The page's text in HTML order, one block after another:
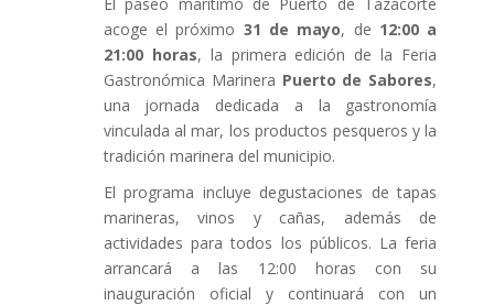
acoge el próximo 31 de mayo, de 12:00 a
21:00 horas, la primera edición de la Feria
Gastronómica Marinera Puerto de Sabores,
una jornada dedicada a la gastronomía
vinculada al mar, los productos pesqueros y la
tradición marinera del municipio.
El programa incluye degustaciones de tapas
marineras, vinos y cañas, además de
actividades para todos los públicos. La feria
arrancará a las 12:00 horas con su
inauguración oficial y continuará con un